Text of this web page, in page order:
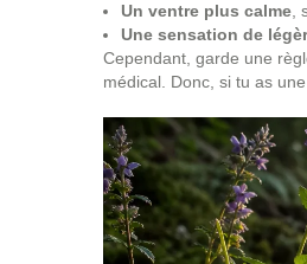
Un ventre plus calme
Une sensation de
Cependant, garde une
médical. Donc, si tu as